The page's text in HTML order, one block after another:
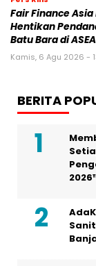
Fair Finance
Hentikan
Batu Bara di
Kamis, 6 Agu 2026 -
BERITA